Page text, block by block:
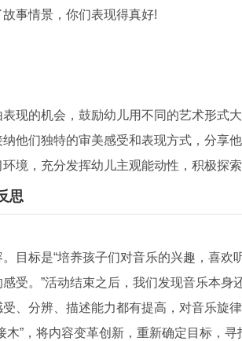
事情景，你们表现得真好!
的机会，鼓励幼儿用不同的艺术形式
他们独特的审美感受和表现方式，分享
境，充分发挥幼儿主观能动性，积极探
思
标是“培养孩子们对音乐的兴趣，喜欢
受。”活动结束之后，我们发现音乐本身
、分辨、描述能力都有提高，对音乐旋
”，将内容变革创新，重新确定目标，寻